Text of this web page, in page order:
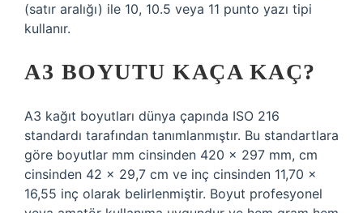
(satır aralığı) ile 10, 10.5 veya 11 punto yazı tipi
kullanır.
A3 BOYUTU KAÇA KAÇ?
A3 kağıt boyutları dünya çapında ISO 216
standardı tarafından tanımlanmıştır. Bu standartlara
göre boyutlar mm cinsinden 420 x 297 mm, cm
cinsinden 42 x 29,7 cm ve inç cinsinden 11,70 x
16,55 inç olarak belirlenmiştir. Boyut profesyonel